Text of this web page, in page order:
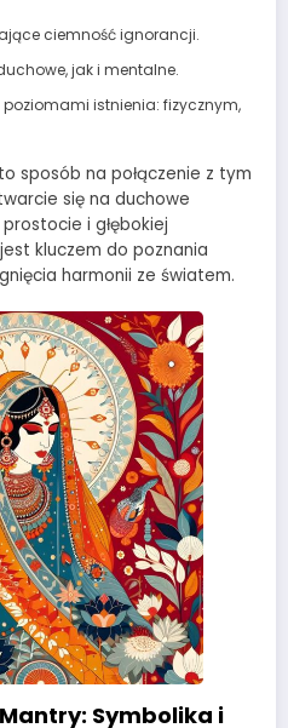
ciemność ignorancji.
jak i mentalne.
istnienia: fizycznym,
sposób na połączenie z tym
się na duchowe
i głębokiej
kluczem do poznania
harmonii ze światem.
Symbolika i